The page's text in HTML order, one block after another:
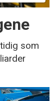
som